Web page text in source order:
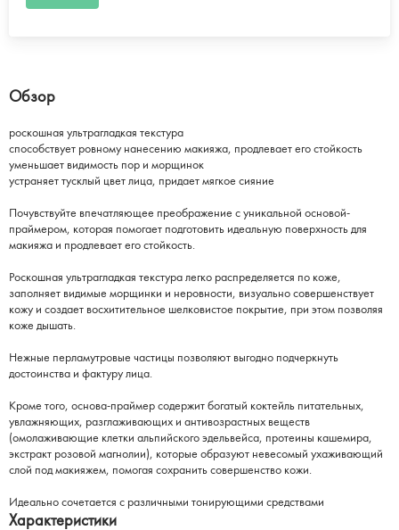
Обзор
роскошная ультрагладкая текстура
способствует ровному нанесению макияжа, продлевает его стойкость
уменьшает видимость пор и морщинок
устраняет тусклый цвет лица, придает мягкое сияние
Почувствуйте впечатляющее преображение с уникальной основой-
праймером, которая помогает подготовить идеальную поверхность для
макияжа и продлевает его стойкость.
Роскошная ультрагладкая текстура легко распределяется по коже,
заполняет видимые морщинки и неровности, визуально совершенствует
кожу и создает восхитительное шелковистое покрытие, при этом позволяя
коже дышать.
Нежные перламутровые частицы позволяют выгодно подчеркнуть
достоинства и фактуру лица.
Кроме того, основа-праймер содержит богатый коктейль питательных,
увлажняющих, разглаживающих и антивозрастных веществ
(омолаживающие клетки альпийского эдельвейса, протеины кашемира,
экстракт розовой магнолии), которые образуют невесомый ухаживающий
слой под макияжем, помогая сохранить совершенство кожи.
Идеально сочетается с различными тонирующими средствами
Характеристики